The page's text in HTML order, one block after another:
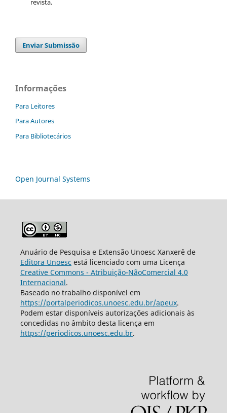
Enviar Submissão
Informações
Para Leitores
Para Autores
Para Bibliotecários
Open Journal Systems
Anuário de Pesquisa e Extensão Unoesc Xanxerê de
Editora Unoesc está licenciado com uma Licença
Creative Commons - Atribuição-NãoComercial 4.0
Internacional.
Baseado no trabalho disponível em
https://portalperiodicos.unoesc.edu.br/apeux.
Podem estar disponíveis autorizações adicionais às
concedidas no âmbito desta licença em
https://periodicos.unoesc.edu.br.